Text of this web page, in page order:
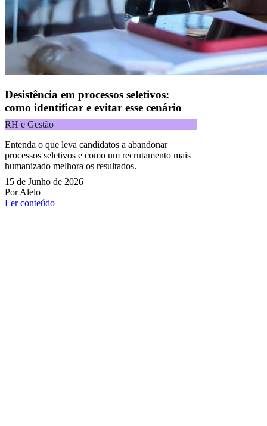
Desistência em processos seletivos:
como identificar e evitar esse cenário
RH e Gestão
Entenda o que leva candidatos a abandonar
processos seletivos e como um recrutamento mais
humanizado melhora os resultados.
15 de Junho de 2026
Por Alelo
Ler conteúdo